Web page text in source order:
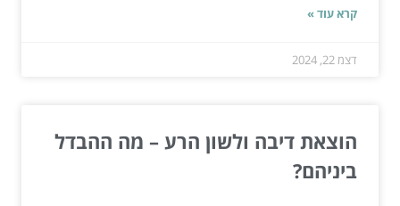
קרא עוד »
דצמ 22, 2024
הוצאת דיבה ולשון הרע – מה ההבדל
ביניהם?